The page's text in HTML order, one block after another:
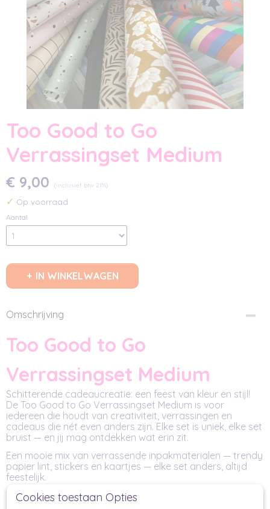
Too Good to Go
Verrassingset Medium
€ 9,00 (inclusief btw 21%)
✓ Op voorraad
Aantal
IN WINKELWAGEN
Omschrijving
Too Good to Go
Verrassingset Medium
Schitterende cadeaucreatie: een feest van kleur en stijl!
De Too Good to Go Verrassingset Medium is voor
iedereen die houdt van creativiteit, verrassingen en
cadeaus die nét even anders zijn. Elke set is uniek, elke set
bruist — en jij mag ontdekken wat erin zit.
Een mooie mix van verrassende inpakmaterialen — trendy
papier lint, stickers en kaartjes — elke set anders, altijd
feestelijk.
Too Good to Go Verrassingset Medium
ontdekkingstocht in één pakket. Deze set zit vol
Cookies toestaan Opties